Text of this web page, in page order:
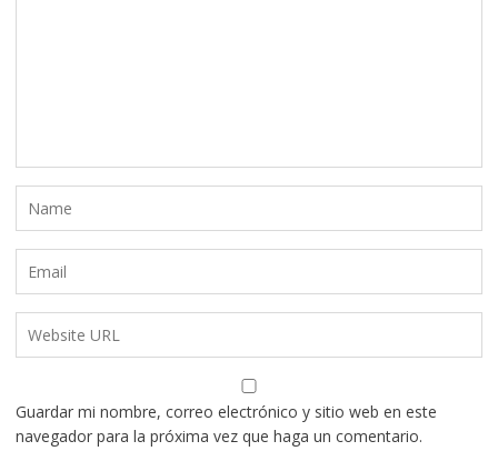
Guardar mi nombre, correo electrónico y sitio web en este
navegador para la próxima vez que haga un comentario.